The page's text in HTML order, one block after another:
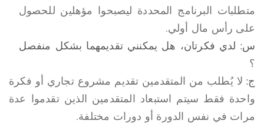
متطلبات البرنامج المحددة ليصبحوا مؤهلين للحصول
على رأس مال أولي.
س: لدي فكرتان، هل يمكنني تقديمهما بشكل منفصل
؟
ج: لا يُطلب من المتقدمين تقديم مشروع تجاري أو فكرة
واحدة فقط سيتم استبعاد المتقدمين الذين تقدموا عدة
مرات في نفس الدورة أو دورات مختلفة.